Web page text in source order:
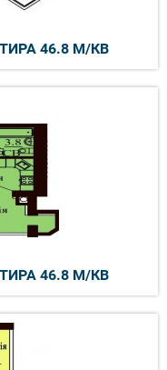
46.8 М/КВ
46.8 М/КВ